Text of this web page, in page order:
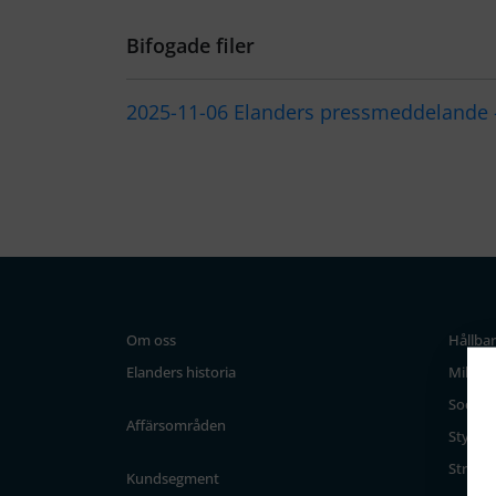
Bifogade filer
2025-11-06 Elanders
Om oss
Elanders historia
Affärsområden
Kundsegment
Miljö
Socialt